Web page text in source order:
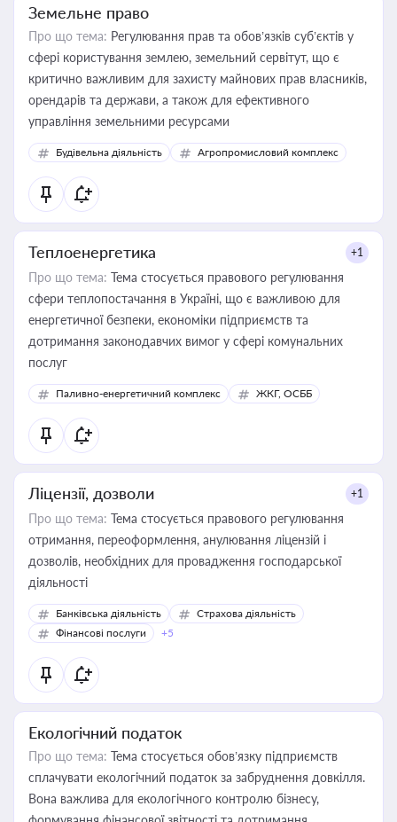
Земельне право
Про що тема: Регулювання прав та обов’язків суб’єктів у
сфері користування землею, земельний сервітут, що є
критично важливим для захисту майнових прав власників,
орендарів та держави, а також для ефективного
управління земельними ресурсами
Будівельна діяльність Агропромисловий комплекс
Теплоенергетика +1
Про що тема: Тема стосується правового регулювання
сфери теплопостачання в Україні, що є важливою для
енергетичної безпеки, економіки підприємств та
дотримання законодавчих вимог у сфері комунальних
послуг
Паливно-енергетичний комплекс ЖКГ, ОСББ
Ліцензії, дозволи +1
Про що тема: Тема стосується правового регулювання
отримання, переоформлення, анулювання ліцензій і
дозволів, необхідних для провадження господарської
діяльності
Банківська діяльність
Страхова діяльність
Фінансові послуги
+5
Екологічний податок
Про що тема: Тема стосується обов’язку підприємств
сплачувати екологічний податок за забруднення довкілля.
Вона важлива для екологічного контролю бізнесу,